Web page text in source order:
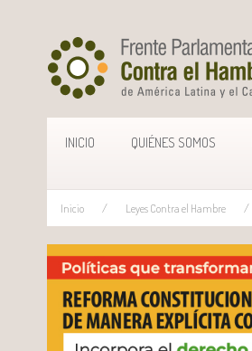
INICIO QUIÉNES SOMOS
Inicio Leyes Contra el Hambre